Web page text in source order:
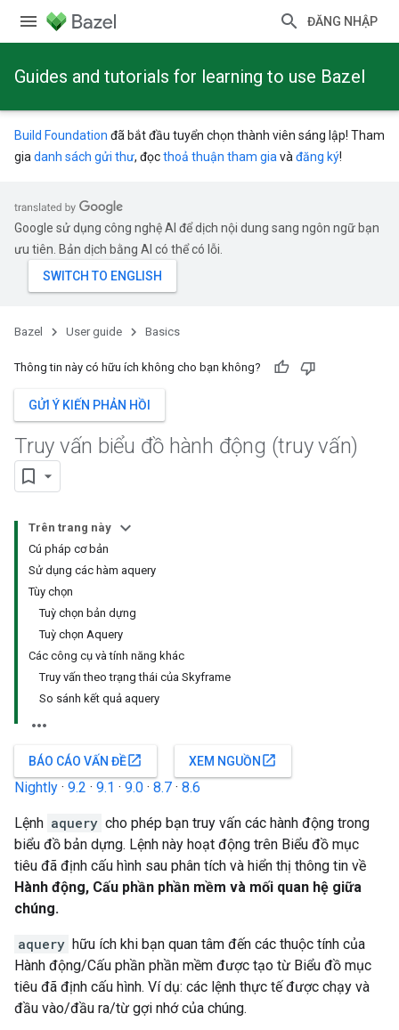
ĐĂNG NHẬP
Guides and tutorials for learning to use Bazel
Build Foundation đã bắt đầu tuyển chọn thành viên sáng lập! Tham
gia danh sách gửi thư, đọcthoả thuận tham gia và đăng ký!
Google sử dụng công nghệ AI để dịch nội dung sang ngôn ngữ bạn
ưu tiên. Bản dịch bằng AI có thể có lỗi.
Bazel User guide Basics
Thông tin này có hữu ích không cho bạn không?
GỬI Ý KIẾN PHẢN HỒI
Truy vấn biểu đồ hành động (truy vấn)
Trên trang này
Cú pháp cơ bản
Sử dụng các hàm aquery
Tùy chọn
Tuỳ chọn bản dựng
Tuỳ chọn Aquery
Các công cụ và tính năng khác
Truy vấn theo trạng thái của Skyframe
So sánh kết quả aquery
BÁO CÁO VẤN ĐỀopen_in_new XEM NGUỒN open_in_new
Nightly · 9.2 · 9.1 · 9.0 · 8.7 · 8.6
Lệnh aquery cho phép bạn truy vấn các hành động trong
biểu đồ bản dựng. Lệnh này hoạt động trên Biểu đồ mục
tiêu đã định cấu hình sau phân tích và hiển thị thông tin về
Hành động, Cấu phần phần mềm và mối quan hệ giữa
chúng.
aquery hữu ích khi bạn quan tâm đến các thuộc tính của
Hành động/Cấu phần phần mềm được tạo từ Biểu đồ mục
tiêu đã định cấu hình. Ví dụ: các lệnh thực tế được chạy và
đầu vào/đầu ra/từ gợi nhớ của chúng.